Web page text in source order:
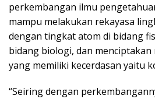
perkembangan ilmu
mampu melakukan rekayasa
dengan tingkat atom di bidang
bidang biologi, dan
yang memiliki kecerdasan yaitu
“Seiring dengan